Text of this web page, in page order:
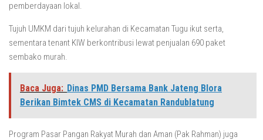
pemberdayaan lokal.
Tujuh UMKM dari tujuh kelurahan di Kecamatan Tugu ikut serta,
sementara tenant KIW berkontribusi lewat penjualan 690 paket
sembako murah.
Baca Juga: Dinas PMD Bersama Bank Jateng Blora
Berikan Bimtek CMS di Kecamatan Randublatung
Program Pasar Pangan Rakyat Murah dan Aman (Pak Rahman) juga